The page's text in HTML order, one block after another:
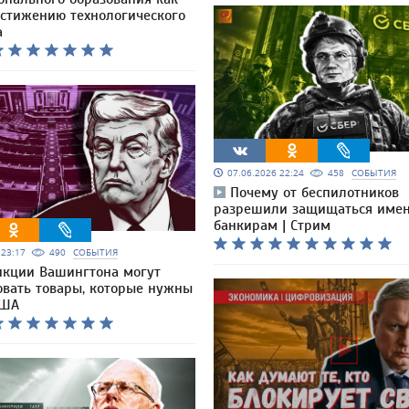
технологического
490 СОБЫТИЯ
Вашингтона могут
товары, которые нужны
07.06.2026 22:24 458 СОБЫТИЯ
Почему от беспилотников
разрешили защищаться
банкирам | Стрим